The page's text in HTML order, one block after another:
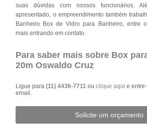
suas dúvidas com nossos funcionários.
apresentado, o empreendimento também
Banheiro Box de Vidro para Banheiro, entre
mais entrando em contato.
Para saber mais sobre Box
20m Oswaldo Cruz
Ligue para(11) 4436-7711ouclique aqui e entre
email.
Solicite um orçamento